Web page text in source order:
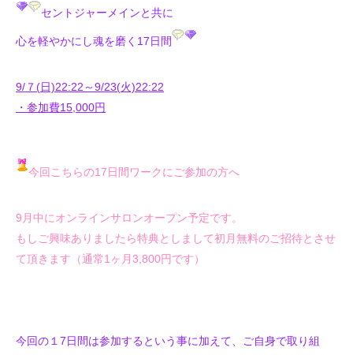
セントジャーメインと共に
心を軽やかにし魂を磨く17日間
9/７(日)22:22～9/23(火)22:22
・参加費15,000円
今回こちらの17日間ワークにご参加の方へ
9月中にオンラインサロンオープン予定です。
もしご興味ありましたら特典としまして初月無料のご招待とさせ
て頂きます（通常1ヶ月3,800円です）
今回の１7日間は参加するという事に加えて、ご自身で取り組